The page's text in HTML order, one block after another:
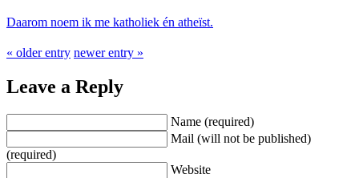
Daarom noem ik me katholiek én atheïst.
« older entry newer entry »
Leave a Reply
Name (required)
Mail (will not be published)
(required)
Website